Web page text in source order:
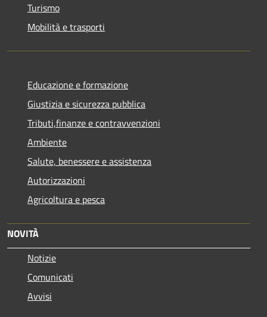
Turismo
Mobilità e trasporti
Educazione e formazione
Giustizia e sicurezza pubblica
Tributi,finanze e contravvenzioni
Ambiente
Salute, benessere e assistenza
Autorizzazioni
Agricoltura e pesca
NOVITÀ
Notizie
Comunicati
Avvisi